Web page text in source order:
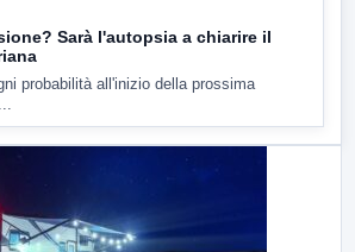
Sarà l'autopsia a chiarire il
probabilità all'inizio della prossima